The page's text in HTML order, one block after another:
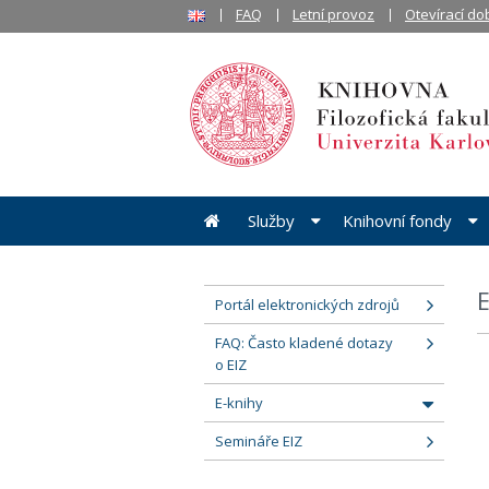
Portál elektronických zdrojů
FAQ: Často kladené dotazy
o EIZ
E-knihy
Semináře EIZ
Služby Knihovní fondy
FAQ Letní provoz Otevírací